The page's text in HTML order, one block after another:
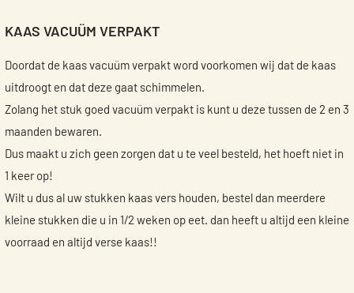
KAAS VACUÜM VERPAKT
Doordat de kaas vacuüm verpakt word voorkomen wij dat de kaas
uitdroogt en dat deze gaat schimmelen.
Zolang het stuk goed vacuüm verpakt is kunt u deze tussen de 2 en 3
maanden bewaren.
Dus maakt u zich geen zorgen dat u te veel besteld, het hoeft niet in
1 keer op!
Wilt u dus al uw stukken kaas vers houden, bestel dan meerdere
kleine stukken die u in 1/2 weken op eet. dan heeft u altijd een kleine
voorraad en altijd verse kaas!!